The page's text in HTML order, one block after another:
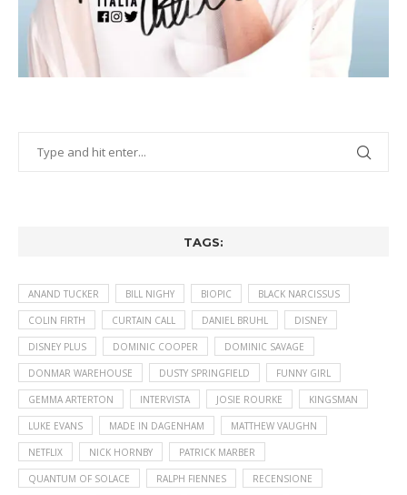
TAGS:
ANAND TUCKER BILL NIGHY BIOPIC BLACK NARCISSUS
COLIN FIRTH CURTAIN CALL DANIEL BRUHL DISNEY
DISNEY PLUS DOMINIC COOPER DOMINIC SAVAGE
DONMAR WAREHOUSE DUSTY SPRINGFIELD FUNNY GIRL
GEMMA ARTERTON INTERVISTA JOSIE ROURKE KINGSMAN
LUKE EVANS MADE IN DAGENHAM MATTHEW VAUGHN
NETFLIX NICK HORNBY PATRICK MARBER
QUANTUM OF SOLACE RALPH FIENNES RECENSIONE